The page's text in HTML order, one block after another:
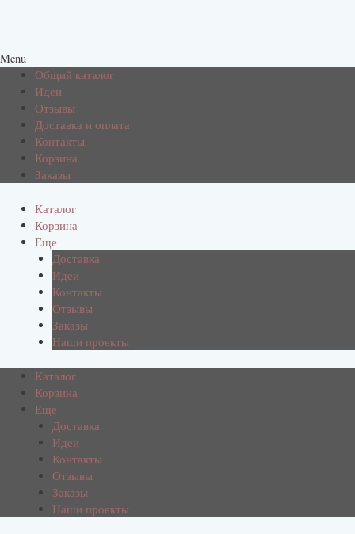
Menu
Общий каталог
Идеи
Отзывы
Доставка и оплата
Контакты
Корзина
Заказы
Каталог
Корзина
Еще
Доставка
Идеи
Контакты
Отзывы
Заказы
Наши проекты
Каталог
Корзина
Еще
Доставка
Идеи
Контакты
Отзывы
Заказы
Наши проекты